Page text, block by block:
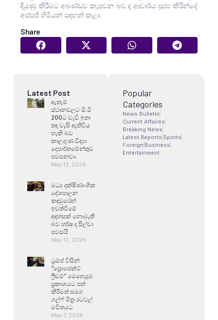
දියුණු කිරීමට අඛණ්ඩව කැපවන බව ද ආචාර්ය පූජ්‍ය කිරින්දේ
අස්සජි හිමියන් සඳහන් කළා.
Share
Latest Post
ඇතැම්
ස්ථානවලට මි.මි
200ට වැඩි ඉතා
තද වැසි ඇතිවිය
හැකි බව
කාලගුණ විද්‍යා
දෙපාර්තමේන්තුව
පවසනවා.
May 13, 2026
මධ්‍ය දක්ෂිණාංශික
දේශපාලන
කඳවුරෙන්
ඉවත්වීමේ
අදහසක් නොමැති
බව හර්ෂ ද සිල්වා
පවසයි
May 13, 2026
ට්‍රම්ප් විසින්
“ප්‍රොජෙක්ට්
ෆ්‍රීඩම්” මෙහෙයුම
ප්‍රකාශයට පත්
කිරීමත් සමග
ගල්ෆ් මිත්‍ර රටවල්
මවිතයට
May 7, 2026
Popular
Categories
News Bulletin
Current Affaires
Breaking News
Latest Reports Sports
Foreign Business
Entertainment